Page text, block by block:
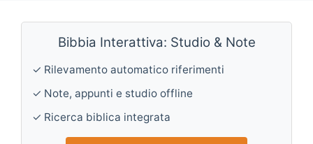
Bibbia Interattiva: Studio & Note
✓ Rilevamento automatico riferimenti
✓ Note, appunti e studio offline
✓ Ricerca biblica integrata